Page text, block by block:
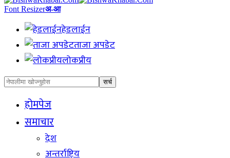
Font Resizerअ-आ
हेडलाईन
ताजा अपडेट
लोकप्रीय
होमपेज
समाचार
देश
अन्तर्राष्ट्रिय